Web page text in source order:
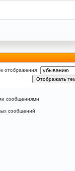
отображения
сообщениями
сообщений